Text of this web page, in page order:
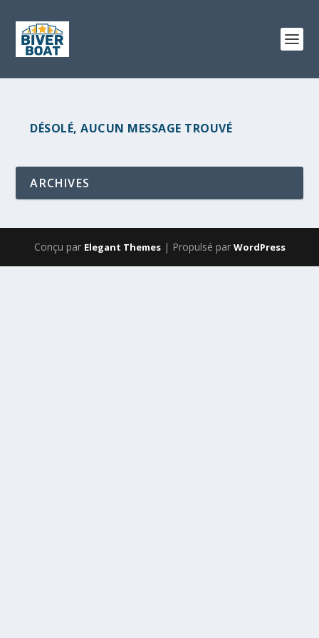
DÉSOLÉ, AUCUN MESSAGE TROUVÉ
ARCHIVES
Conçu par Elegant Themes| Propulsé par WordPress